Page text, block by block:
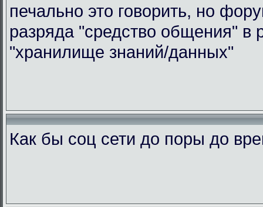
печально это говорить, но
разряда "средство общения" в
"хранилище знаний/данных"
Как бы соц сети до поры до